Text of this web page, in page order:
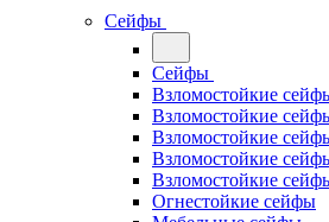
Сейфы
Сейфы
Взломостойкие
Взломостойкие
Взломостойкие
Взломостойкие
Взломостойкие
Огнестойкие сейфы